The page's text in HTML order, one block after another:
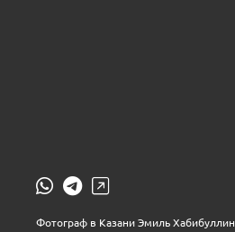
Фотограф в Казани Эмиль Хабибуллин